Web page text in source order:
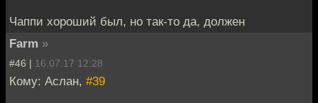
Чаппи хороший был, но так-то да, должен
Farm »
#46 | 16.07.17 12:28
Кому: Аслан, #39